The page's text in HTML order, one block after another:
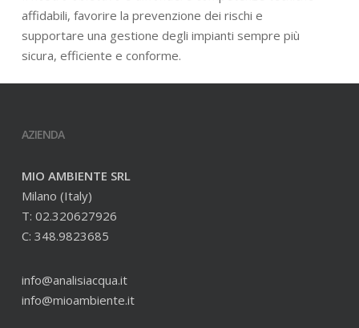
affidabili, favorire la prevenzione dei rischi e
supportare una gestione degli impianti sempre più
sicura, efficiente e conforme.
AZIENDA
MIO AMBIENTE SRL
Milano (Italy)
T: 02.320627926
C: 348.9823685
info@analisiacqua.it
info@mioambiente.it